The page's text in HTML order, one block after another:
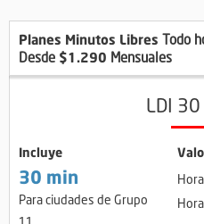
Planes Minutos Libres Todo
Desde $1.290 Mensuales
LDI 30
Incluye
30 min
Para ciudades de Grupo